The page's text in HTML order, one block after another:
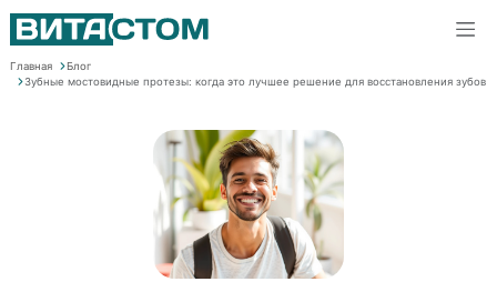
Главная
Блог
Зубные мостовидные протезы: когда это лучшее решение для восстановления зубов